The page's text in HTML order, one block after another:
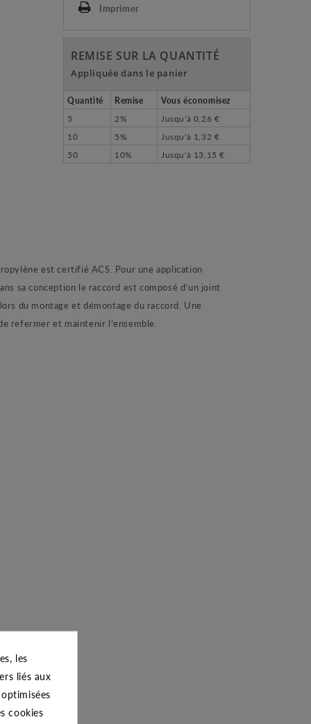
Imprimer
REMISE SUR LA QUANTITÉ
Appliquée dans le panier
Quantité Remise
Vous économisez
5
2% Jusqu'à 0,26 €
10
5% Jusqu'à 1,32 €
50
10% Jusqu'à 13,15 €
est certifié ACS. Pour une application
sa conception le raccord est composé d’un joint
du montage et démontage du raccord. Une
refermer et maintenir l’ensemble.
les
liés aux
cookies